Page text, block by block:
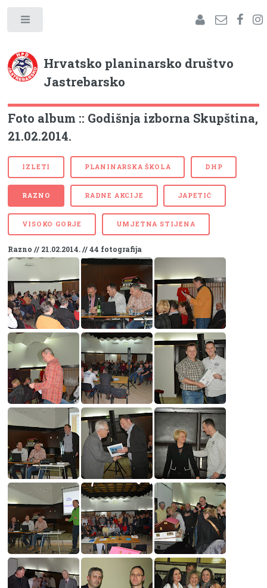
Hrvatsko planinarsko društvo
Jastrebarsko
Foto album :: Godišnja izborna Skupština,
21.02.2014.
IZLETI PLANINARSKA ŠKOLA DHP
RAZNO RADNE AKCIJE JAPETIĆ
VISOKO GORJE UMJETNA STIJENA
Razno // 21.02.2014. // 44 fotografija